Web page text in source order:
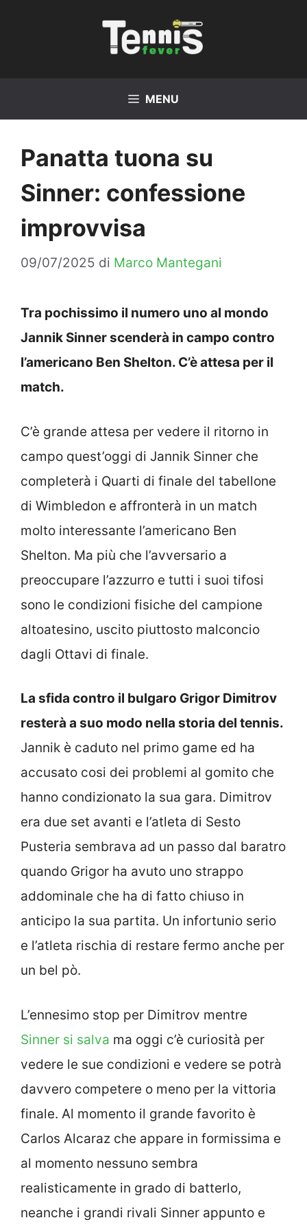
MENU
Panatta tuona su
Sinner: confessione
improvvisa
09/07/2025 di Marco Mantegani
Tra pochissimo il numero uno al mondo
Jannik Sinner scenderà in campo contro
l’americano Ben Shelton. C’è attesa per il
match.
C’è grande attesa per vedere il ritorno in
campo quest’oggi di Jannik Sinner che
completerà i Quarti di finale del tabellone
di Wimbledon e affronterà in un match
molto interessante l’americano Ben
Shelton. Ma più che l’avversario a
preoccupare l’azzurro e tutti i suoi tifosi
sono le condizioni fisiche del campione
altoatesino, uscito piuttosto malconcio
dagli Ottavi di finale.
La sfida contro il bulgaro Grigor Dimitrov
resterà a suo modo nella storia del tennis.
Jannik è caduto nel primo game ed ha
accusato cosi dei problemi al gomito che
hanno condizionato la sua gara. Dimitrov
era due set avanti e l’atleta di Sesto
Pusteria sembrava ad un passo dal baratro
quando Grigor ha avuto uno strappo
addominale che ha di fatto chiuso in
anticipo la sua partita. Un infortunio serio
e l’atleta rischia di restare fermo anche per
un bel pò.
L’ennesimo stop per Dimitrov mentre
Sinner si salva ma oggi c’è curiosità per
vedere le sue condizioni e vedere se potrà
davvero competere o meno per la vittoria
finale. Al momento il grande favorito è
Carlos Alcaraz che appare in formissima e
al momento nessuno sembra
realisticamente in grado di batterlo,
neanche i grandi rivali Sinner appunto e